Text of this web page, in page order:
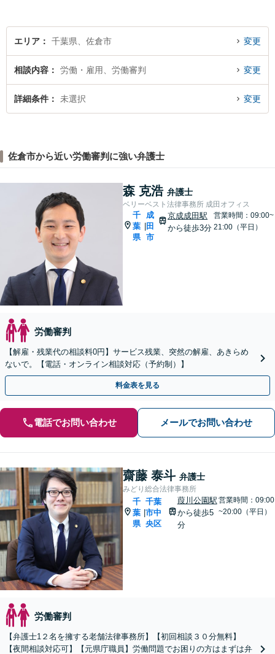
う尽力します。
エリア 千葉県、佐倉市 変更
相談内容 労働・雇用、労働審判 変更
詳細条件 未選択 変更
佐倉市から近い労働審判に強い弁護士
森 克浩 弁護士
ベリーベスト法律事務所 成田オフィス
千
葉
県
成
田
市
京成成田駅
から徒歩3分
営業時間：09:00~
21:00（平日）
労働審判
【解雇・残業代の相談料0円】サービス残業、突然の解雇、あきらめ
ないで。【電話・オンライン相談対応（予約制）】
料金表を見る
電話でお問い合わせ メールでお問い合わせ
齋藤 泰斗 弁護士
みどり総合法律事務所
千
葉
県
千葉
市中
央区
葭川公園駅
から徒歩5
分
営業時間：09:00
~20:00（平日）
労働審判
【弁護士1２名を擁する老舗法律事務所】【初回相談３０分無料】
【夜間相談対応可】【元県庁職員】労働問題でお困りの方はまずは弁